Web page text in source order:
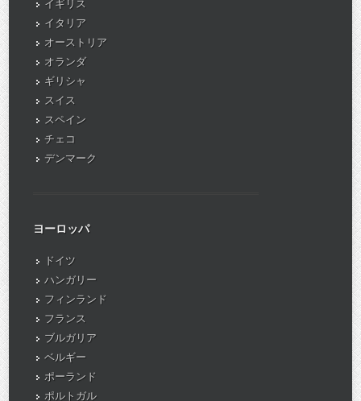
イギリス
イタリア
オーストリア
オランダ
ギリシャ
スイス
スペイン
チェコ
デンマーク
ヨーロッパ
ドイツ
ハンガリー
フィンランド
フランス
ブルガリア
ベルギー
ポーランド
ポルトガル